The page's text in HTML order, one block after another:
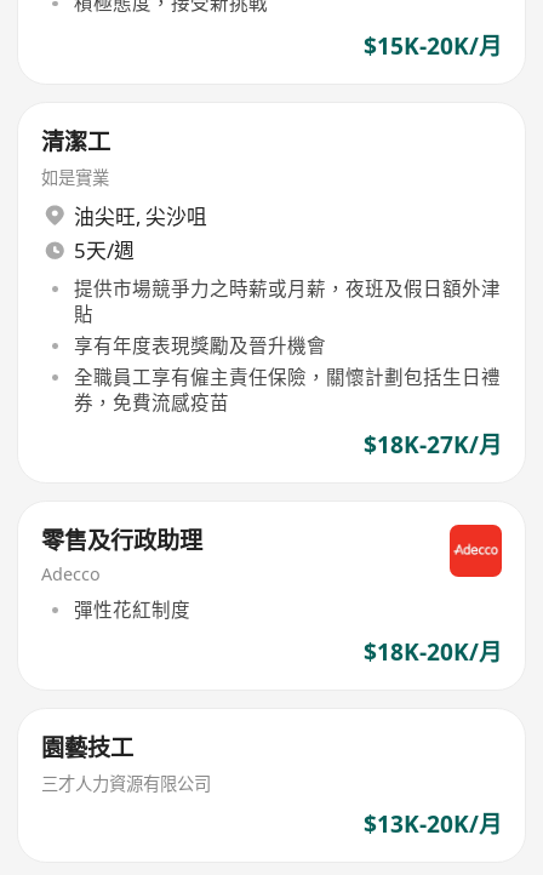
$15K-20K/月
清潔工
如是實業
油尖旺, 尖沙咀
5天/週
提供市場競爭力之時薪或月薪，夜班及假日額外津
貼
享有年度表現獎勵及晉升機會
全職員工享有僱主責任保險，關懷計劃包括生日禮
券，免費流感疫苗
$18K-27K/月
零售及行政助理
Adecco
彈性花紅制度
$18K-20K/月
園藝技工
三才人力資源有限公司
$13K-20K/月